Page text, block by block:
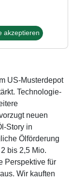
US-Musterdepot
Technologie-
neuen
Story in
Ölförderung
bis 2,5 Mio.
Perspektive für
Wir kauften
akzeptieren